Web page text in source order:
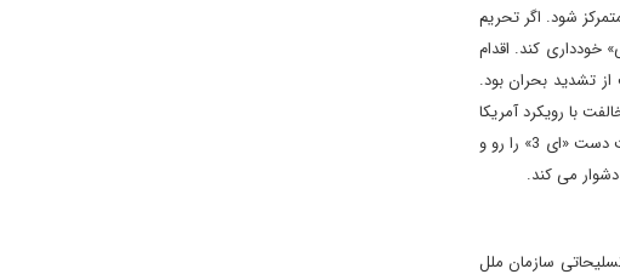
شود. اگر تحریم
خودداری کند. اقدام
تشدید بحران بود.
با رویکرد آمریکا
را به معنای حمایت 100 درصدی از خود بداند. اگر ایران تصمیم بگیرد که واکنش شدیدالحنی به اقدامات ایالات متحده نشان دهد، ممکن است دست «ای 3» را رو و
دشوار می کند.
سازمان ملل